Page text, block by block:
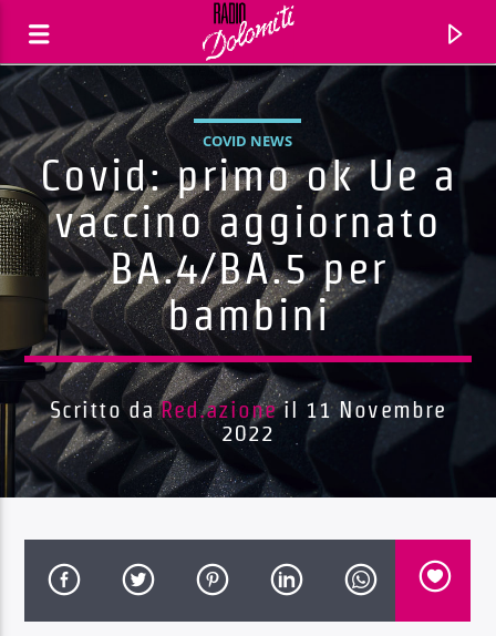
Traccia corrente
Titolo
Artista
COVID NEWS
Covid: primo ok Ue a
vaccino aggiornato
BA.4/BA.5 per
bambini
Scritto daRed.azioneil 11 Novembre
2022